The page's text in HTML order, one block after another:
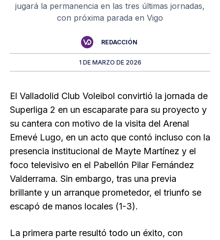
jugará la permanencia en las tres últimas jornadas,
con próxima parada en Vigo
REDACCIÓN
1 DE MARZO DE 2026
El Valladolid Club Voleibol convirtió la jornada de
Superliga 2 en un escaparate para su proyecto y
su cantera con motivo de la visita del Arenal
Emevé Lugo, en un acto que contó incluso con la
presencia institucional de Mayte Martínez y el
foco televisivo en el Pabellón Pilar Fernández
Valderrama. Sin embargo, tras una previa
brillante y un arranque prometedor, el triunfo se
escapó de manos locales (1-3).
La primera parte resultó todo un éxito, con